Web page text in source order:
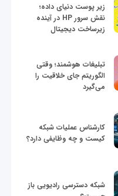
زیر پوست دنیای داده؛
نقش سرور HP در آینده
زیرساخت دیجیتال
تبلیغات هوشمند؛ وقتی
الگوریتم جای خلاقیت را
می‌گیرد
کارشناس عملیات شبکه
کیست و چه وظایفی دارد؟
شبکه دسترسی رادیویی باز